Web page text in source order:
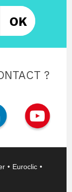
?
Euroclic